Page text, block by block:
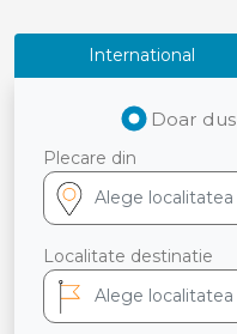
International
Doar dus
Plecare din
Localitate destinatie